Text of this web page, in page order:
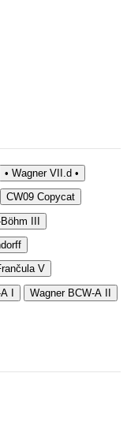
• Wagner VII.d •
CW09 Copycat
III
V
I Wagner BCW-A II